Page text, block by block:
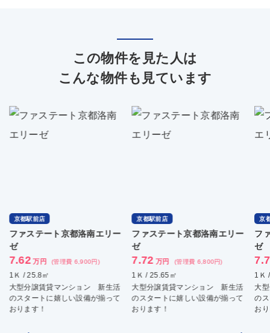
この物件を見た人は
こんな物件も見ています
京都駅前店
ファステート京都洛南エリー
ゼ
7.72 万円 (管理費 6,800円)
1Ｋ / 25.65㎡
大型分譲賃貸マンション 新生活
のスタートに嬉しい設備が揃って
おります！
京都駅前店
ファステート京都洛南エリー
ゼ
7.78 万円 (管理費 6,800円)
1Ｋ / 25.65㎡
大型分譲賃貸マンション 新生活
のスタートに嬉しい設備が揃って
おります！
京
フ
ゼ
1Ｋ
大
の
お